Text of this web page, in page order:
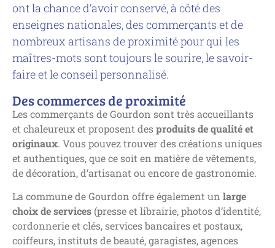
ont la chance d’avoir conservé, à côté des
enseignes nationales, des commerçants et de
nombreux artisans de proximité pour qui les
maîtres-mots sont toujours le sourire, le savoir-
faire et le conseil personnalisé.
Des commerces de proximité
Les commerçants de Gourdon sont très accueillants
et chaleureux et proposent desproduits de qualité et
originaux. Vous pouvez trouver des créations uniques
et authentiques, que ce soit en matière de vêtements,
de décoration, d’artisanat ou encore de gastronomie.
La commune de Gourdon offre également un large
choix de services (presse et librairie, photos d’identité,
cordonnerie et clés, services bancaires et postaux,
coiffeurs, instituts de beauté, garagistes, agences